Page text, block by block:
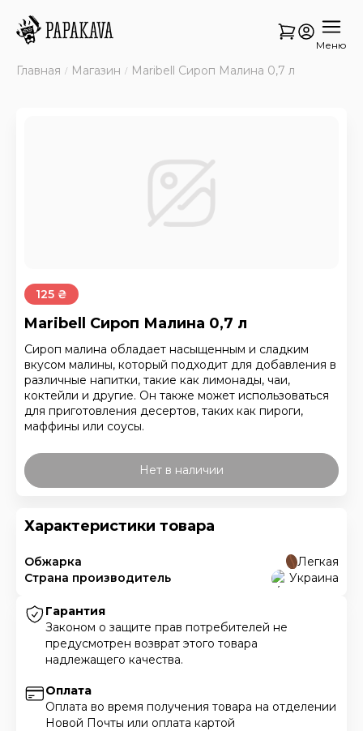
Меню
Главная Магазин Maribell Сироп Малина 0,7 л
125 ₴
Maribell Сироп Малина 0,7 л
Сироп малина обладает насыщенным и сладким
вкусом малины, который подходит для добавления в
различные напитки, такие как лимонады, чаи,
коктейли и другие. Он также может использоваться
для приготовления десертов, таких как пироги,
маффины или соусы.
Нет в наличии
Характеристики товара
Обжарка
Легкая
Страна производитель
Украина
Гарантия
Законом о защите прав потребителей не
предусмотрен возврат этого товара
надлежащего качества.
Оплата
Оплата во время получения товара на отделении
Новой Почты или оплата картой